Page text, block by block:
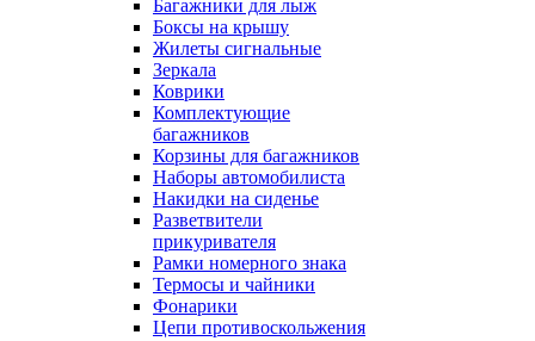
Багажники для лыж
Боксы на крышу
Жилеты сигнальные
Зеркала
Коврики
Комплектующие
багажников
Корзины для багажников
Наборы автомобилиста
Накидки на сиденье
Разветвители
прикуривателя
Рамки номерного знака
Термосы и чайники
Фонарики
Цепи противоскольжения